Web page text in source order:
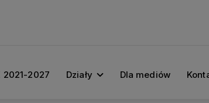
2021-2027 Działy Dla mediów